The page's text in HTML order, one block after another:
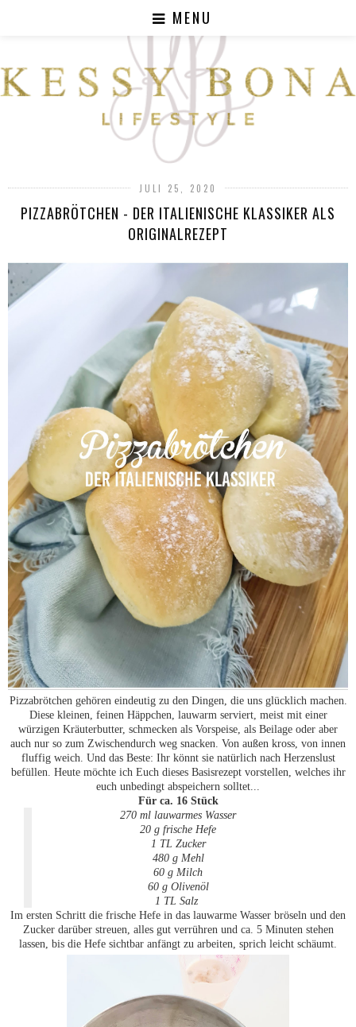
MENU
JULI 25, 2020
PIZZABRÖTCHEN - DER ITALIENISCHE KLASSIKER ALS
ORIGINALREZEPT
Pizzabrötchen gehören eindeutig zu den Dingen, die uns glücklich machen.
Diese kleinen, feinen Häppchen, lauwarm serviert, meist mit einer
würzigen Kräuterbutter, schmecken als Vorspeise, als Beilage oder aber
auch nur so zum Zwischendurch weg snacken. Von außen kross, von innen
fluffig weich. Und das Beste: Ihr könnt sie natürlich nach Herzenslust
befüllen. Heute möchte ich Euch dieses Basisrezept vorstellen, welches ihr
euch unbedingt abspeichern solltet...
Für ca. 16 Stück
270 ml lauwarmes Wasser
20 g frische Hefe
1 TL Zucker
480 g Mehl
60 g Milch
60 g Olivenöl
1 TL Salz
Im ersten Schritt die frische Hefe in das lauwarme Wasser bröseln und den
Zucker darüber streuen, alles gut verrühren und ca. 5 Minuten stehen
lassen, bis die Hefe sichtbar anfängt zu arbeiten, sprich leicht schäumt.